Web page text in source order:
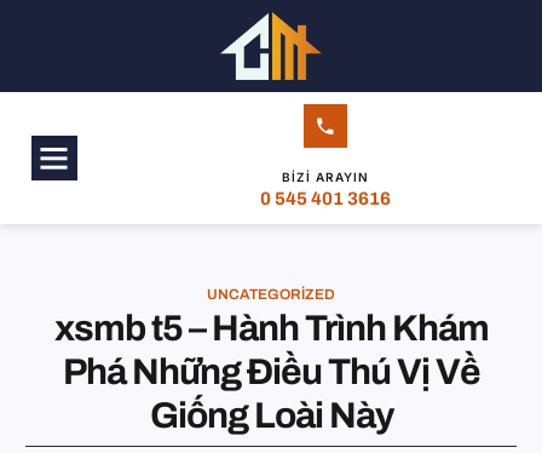
BIZI ARAYIN
0 545 401 3616
UNCATEGORIZED
xsmb t5 – Hành Trình Khám
Phá Những Điều Thú Vị Về
Giống Loài Này